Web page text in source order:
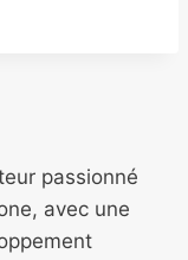
passionné
avec une